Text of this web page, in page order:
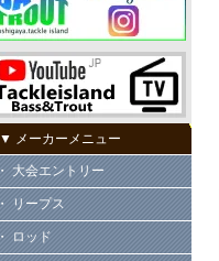
▼ メーカーメニュー
・ 大会エントリー
・ リープス
・ ロッド